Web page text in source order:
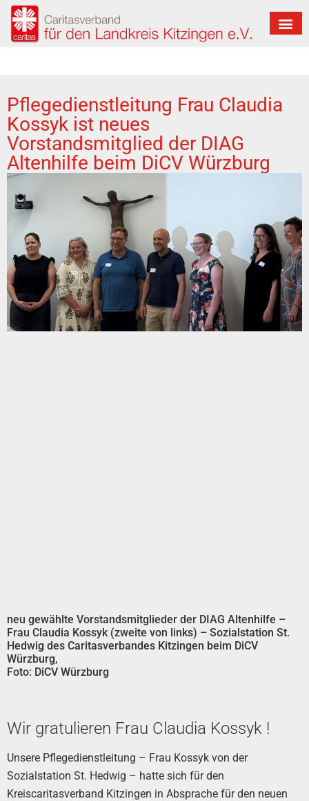
Pflegedienstleitung Frau Claudia
Kossyk ist neues
Vorstandsmitglied der DIAG
Altenhilfe beim DiCV Würzburg
neu gewählte Vorstandsmitglieder der DIAG Altenhilfe –
Frau Claudia Kossyk (zweite von links) – Sozialstation St.
Hedwig des Caritasverbandes Kitzingen beim DiCV
Würzburg,
Foto: DiCV Würzburg
Wir gratulieren Frau Claudia Kossyk !
Unsere Pflegedienstleitung – Frau Kossyk von der
Sozialstation St. Hedwig – hatte sich für den
Kreiscaritasverband Kitzingen in Absprache für den neuen